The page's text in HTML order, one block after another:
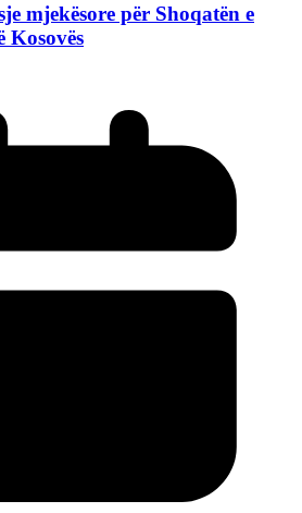
mjekësore për Shoqatën e
Kosovës